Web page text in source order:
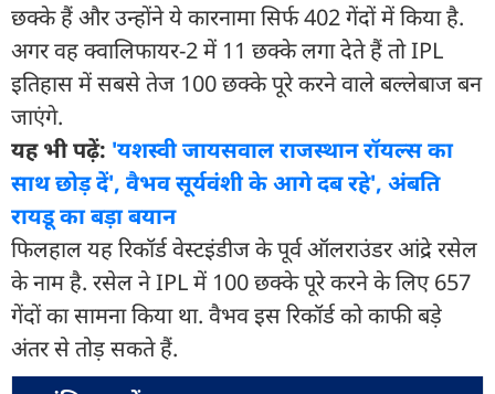
छक्के हैं और उन्होंने ये कारनामा सिर्फ 402 गेंदों में किया है.
अगर वह क्वालिफायर-2 में 11 छक्के लगा देते हैं तो IPL
इतिहास में सबसे तेज 100 छक्के पूरे करने वाले बल्लेबाज बन
जाएंगे.
यह भी पढ़ें: 'यशस्वी जायसवाल राजस्थान रॉयल्स का
साथ छोड़ दें', वैभव सूर्यवंशी के आगे दब रहे', अंबत‍ि
रायडू का बड़ा बयान
फिलहाल यह रिकॉर्ड वेस्टइंडीज के पूर्व ऑलराउंडर आंद्रे रसेल
के नाम है. रसेल ने IPL में 100 छक्के पूरे करने के लिए 657
गेंदों का सामना किया था. वैभव इस रिकॉर्ड को काफी बड़े
अंतर से तोड़ सकते हैं.